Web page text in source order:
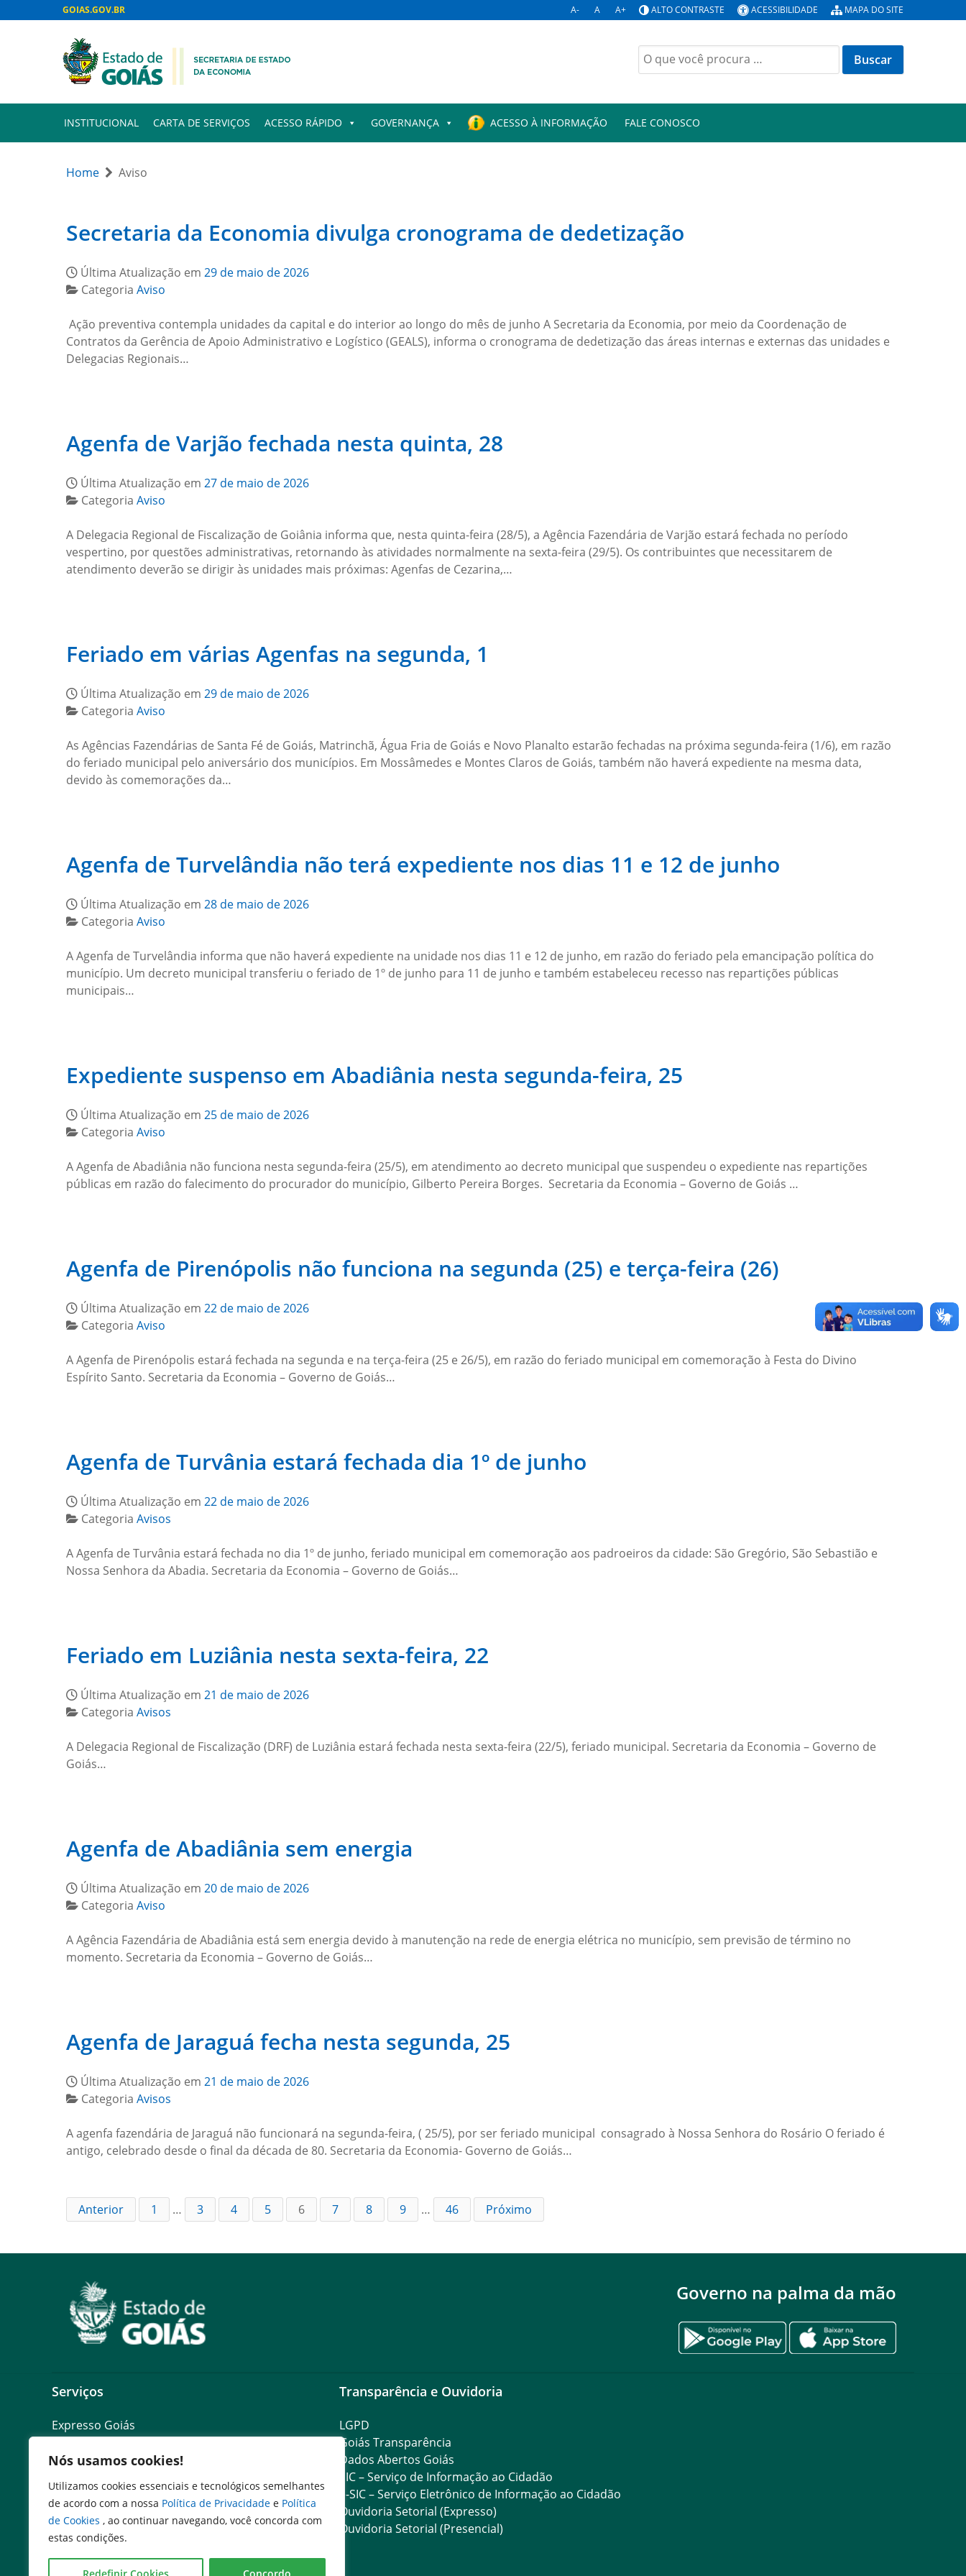
Nós usamos cookies!
Utilizamos cookies essenciais e tecnológicos semelhantes
de acordo com a nossa Política de Privacidade e Política
de Cookies , ao continuar navegando, você concorda com
estas condições.
GOIAS.GOV.BR A- A A+ ALTO CONTRASTE ACESSIBILIDADE MAPA DO SITE
INSTITUCIONAL CARTA DE SERVIÇOS ACESSO RÁPIDO GOVERNANÇA ACESSO À INFORMAÇÃO FALE CONOSCO
Home Aviso
Secretaria da Economia divulga cronograma de dedetização
Última Atualização em 29 de maio de 2026
Categoria Aviso
Ação preventiva contempla unidades da capital e do interior ao longo do mês de junho A Secretaria da Economia, por meio da Coordenação de
Contratos da Gerência de Apoio Administrativo e Logístico (GEALS), informa o cronograma de dedetização das áreas internas e externas das unidades e
Delegacias Regionais…
Agenfa de Varjão fechada nesta quinta, 28
Última Atualização em 27 de maio de 2026
Categoria Aviso
A Delegacia Regional de Fiscalização de Goiânia informa que, nesta quinta-feira (28/5), a Agência Fazendária de Varjão estará fechada no período
vespertino, por questões administrativas, retornando às atividades normalmente na sexta-feira (29/5). Os contribuintes que necessitarem de
atendimento deverão se dirigir às unidades mais próximas: Agenfas de Cezarina,…
Feriado em várias Agenfas na segunda, 1
Última Atualização em 29 de maio de 2026
Categoria Aviso
As Agências Fazendárias de Santa Fé de Goiás, Matrinchã, Água Fria de Goiás e Novo Planalto estarão fechadas na próxima segunda-feira (1/6), em razão
do feriado municipal pelo aniversário dos municípios. Em Mossâmedes e Montes Claros de Goiás, também não haverá expediente na mesma data,
devido às comemorações da…
Agenfa de Turvelândia não terá expediente nos dias 11 e 12 de junho
Última Atualização em 28 de maio de 2026
Categoria Aviso
A Agenfa de Turvelândia informa que não haverá expediente na unidade nos dias 11 e 12 de junho, em razão do feriado pela emancipação política do
município. Um decreto municipal transferiu o feriado de 1º de junho para 11 de junho e também estabeleceu recesso nas repartições públicas
municipais…
Expediente suspenso em Abadiânia nesta segunda-feira, 25
Última Atualização em 25 de maio de 2026
Categoria Aviso
A Agenfa de Abadiânia não funciona nesta segunda-feira (25/5), em atendimento ao decreto municipal que suspendeu o expediente nas repartições
públicas em razão do falecimento do procurador do município, Gilberto Pereira Borges. Secretaria da Economia – Governo de Goiás …
Agenfa de Pirenópolis não funciona na segunda (25) e terça-feira (26)
Última Atualização em 22 de maio de 2026
Categoria Aviso
A Agenfa de Pirenópolis estará fechada na segunda e na terça-feira (25 e 26/5), em razão do feriado municipal em comemoração à Festa do Divino
Espírito Santo. Secretaria da Economia – Governo de Goiás…
Agenfa de Turvânia estará fechada dia 1º de junho
Última Atualização em 22 de maio de 2026
Categoria Avisos
A Agenfa de Turvânia estará fechada no dia 1º de junho, feriado municipal em comemoração aos padroeiros da cidade: São Gregório, São Sebastião e
Nossa Senhora da Abadia. Secretaria da Economia – Governo de Goiás…
Feriado em Luziânia nesta sexta-feira, 22
Última Atualização em 21 de maio de 2026
Categoria Avisos
A Delegacia Regional de Fiscalização (DRF) de Luziânia estará fechada nesta sexta-feira (22/5), feriado municipal. Secretaria da Economia – Governo de
Goiás…
Agenfa de Abadiânia sem energia
Última Atualização em 20 de maio de 2026
Categoria Aviso
A Agência Fazendária de Abadiânia está sem energia devido à manutenção na rede de energia elétrica no município, sem previsão de término no
momento. Secretaria da Economia – Governo de Goiás…
Agenfa de Jaraguá fecha nesta segunda, 25
Última Atualização em 21 de maio de 2026
Categoria Avisos
A agenfa fazendária de Jaraguá não funcionará na segunda-feira, ( 25/5), por ser feriado municipal consagrado à Nossa Senhora do Rosário O feriado é
antigo, celebrado desde o final da década de 80. Secretaria da Economia- Governo de Goiás…
Anterior 1 … 3 4 5 6 7 8 9 … 46 Próximo
Governo na palma da mão
Serviços
Expresso Goiás
Expresso Servidor
Cadastro de Autoridades
Escola de Governo
Agenda de Autoridades
Programa de Compliance Público
Transparência e Ouvidoria
LGPD
Goiás Transparência
Dados Abertos Goiás
SIC – Serviço de Informação ao Cidadão
e-SIC – Serviço Eletrônico de Informação ao Cidadão
Ouvidoria Setorial (Expresso)
Ouvidoria Setorial (Presencial)